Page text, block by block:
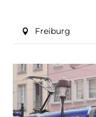
Freiburg